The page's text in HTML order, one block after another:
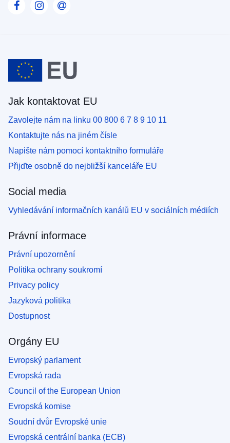
Jak kontaktovat EU
Zavolejte nám na linku 00 800 6 7 8 9 10 11
Kontaktujte nás na jiném čísle
Napište nám pomocí kontaktního formuláře
Přijďte osobně do nejbližší kanceláře EU
Social media
Vyhledávání informačních kanálů EU v sociálních médiích
Právní informace
Právní upozornění
Politika ochrany soukromí
Privacy policy
Jazyková politika
Dostupnost
Orgány EU
Evropský parlament
Evropská rada
Council of the European Union
Evropská komise
Soudní dvůr Evropské unie
Evropská centrální banka (ECB)